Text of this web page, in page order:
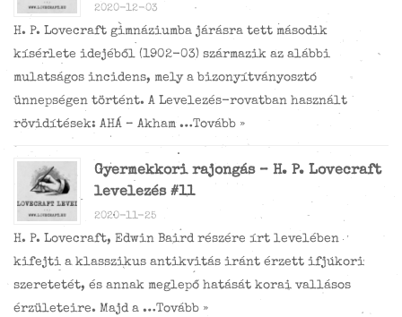
2020-12-03
H. P. Lovecraft gimnáziumba járásra tett második
kísérlete idejéből (1902-03) származik az alábbi
mulatságos incidens, mely a bizonyítványosztó
ünnepségen történt. A Levelezés-rovatban használt
rövidítések: AHÁ – Akham …Tovább »
Gyermekkori rajongás – H. P. Lovecraft
levelezés #11
2020-11-25
H. P. Lovecraft, Edwin Baird részére írt levelében
kifejti a klasszikus antikvitás iránt érzett ifjúkori
szeretetét, és annak meglepő hatását korai vallásos
érzületeire. Majd a …Tovább »